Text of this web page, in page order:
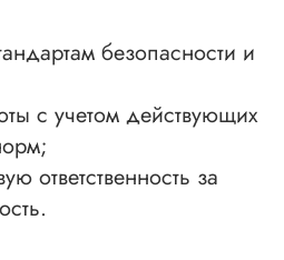
безопасности и
с учетом действующих
ответственность за